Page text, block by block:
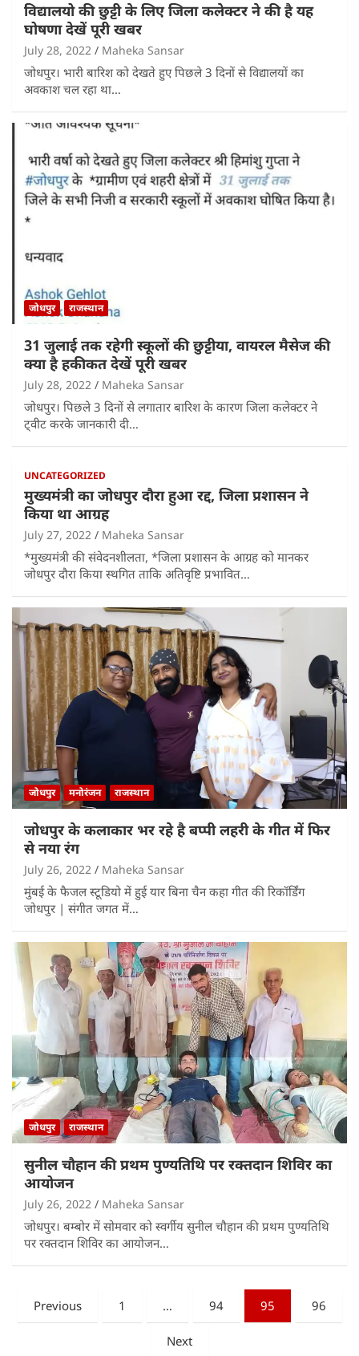
विद्यालयो की छुट्टी के लिए जिला कलेक्टर ने की है यह
घोषणा देखें पूरी खबर
July 28, 2022 Maheka Sansar
जोधपुर। भारी बारिश को देखते हुए पिछले 3 दिनों से विद्यालयों का
अवकाश चल रहा था…
जोधपुर राजस्थान
31 जुलाई तक रहेगी स्कूलों की छुट्टीया, वायरल मैसेज की
क्या है हकीकत देखें पूरी खबर
July 28, 2022 Maheka Sansar
जोधपुर। पिछले 3 दिनों से लगातार बारिश के कारण जिला कलेक्टर ने
ट्वीट करके जानकारी दी…
UNCATEGORIZED
मुख्यमंत्री का जोधपुर दौरा हुआ रद्द, जिला प्रशासन ने
किया था आग्रह
July 27, 2022 Maheka Sansar
*मुख्यमंत्री की संवेदनशीलता, *जिला प्रशासन के आग्रह को मानकर
जोधपुर दौरा किया स्थगित ताकि अतिवृष्टि प्रभावित…
जोधपुर मनोरंजन राजस्थान
जोधपुर के कलाकार भर रहे है बप्पी लहरी के गीत में फिर
से नया रंग
July 26, 2022 Maheka Sansar
मुंबई के फैजल स्टूडियो में हुई यार बिना चैन कहा गीत की रिकॉर्डिंग
जोधपुर | संगीत जगत में…
जोधपुर राजस्थान
सुनील चौहान की प्रथम पुण्यतिथि पर रक्तदान शिविर का
आयोजन
July 26, 2022 Maheka Sansar
जोधपुर। बम्बोर में सोमवार को स्वर्गीय सुनील चौहान की प्रथम पुण्यतिथि
पर रक्तदान शिविर का आयोजन…
Posts
pagination
Previous 1 … 94 95 96
Next